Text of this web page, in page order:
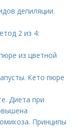
депиляции.
2 из 4:
из цветной
Кето пюре
Диета при
Принципы